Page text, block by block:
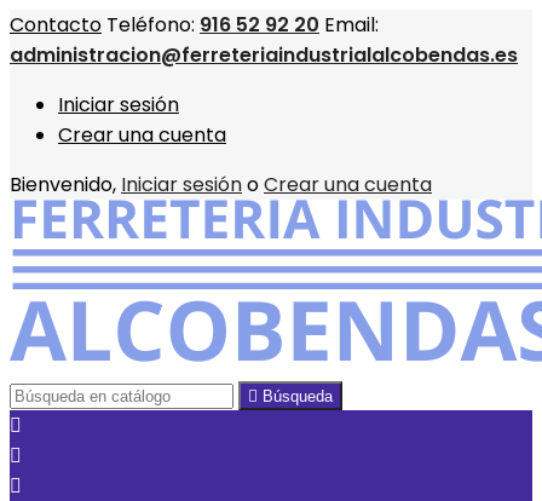
Contacto Teléfono: 916 52 92 20 Email:
administracion@ferreteriaindustrialalcobendas.es
Iniciar sesión
Crear una cuenta
Bienvenido, Iniciar sesiónoCrear una cuenta
 Búsqueda


